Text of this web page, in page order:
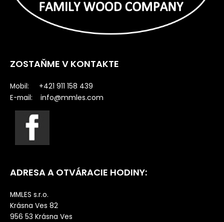
ZOSTAŇME V KONTAKTE
Mobil: +421 911 158 439
E-mail: info@mmles.com
ADRESA A OTVÁRACIE HODINY:
MMLES s.r.o.
Krásna Ves 82
956 53 Krásna Ves